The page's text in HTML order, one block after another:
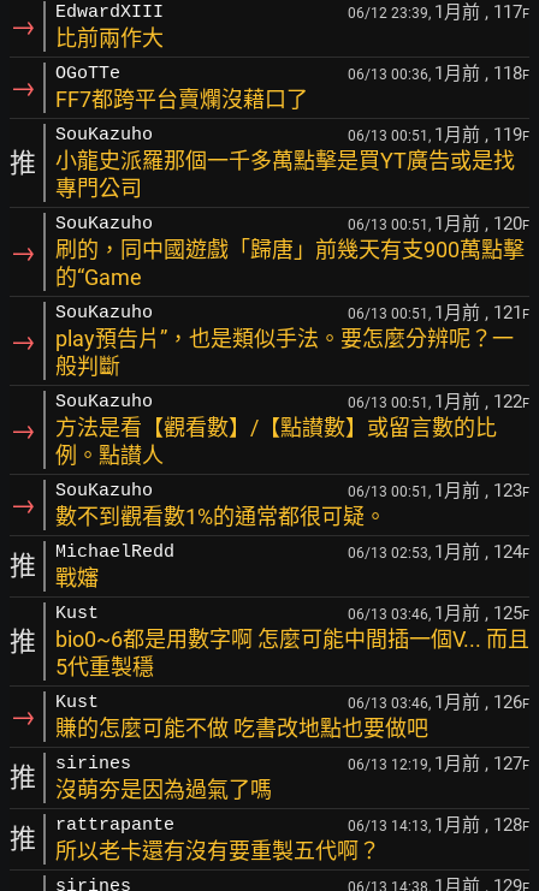
→ EdwardXIII 06/12 23:39, 1月前 , 117F
比前兩作大
→ OGoTTe 06/13 00:36, 1月前 , 118F
FF7都跨平台賣爛沒藉口了
推
SouKazuho 06/13 00:51, 1月前 , 119F
小龍史派羅那個一千多萬點擊是買YT廣告或是找
專門公司
→
SouKazuho 06/13 00:51, 1月前 , 120F
刷的，同中國遊戲「歸唐」前幾天有支900萬點擊
的“Game
→
SouKazuho 06/13 00:51, 1月前 , 121 F
play預告片”，也是類似手法。要怎麼分辨呢？一
般判斷
→
SouKazuho 06/13 00:51, 1月前 , 122F
方法是看【觀看數】/【點讃數】或留言數的比
例。點讃人
→ SouKazuho 06/13 00:51, 1月前 , 123F
數不到觀看數1%的通常都很可疑。
推 MichaelRedd 06/13 02:53, 1月前 , 124F
戰嬸
推
Kust 06/13 03:46, 1月前 , 125F
bio0~6都是用數字啊 怎麼可能中間插一個V... 而且
5代重製穩
→ Kust 06/13 03:46, 1月前 , 126F
賺的怎麼可能不做 吃書改地點也要做吧
推 sirines 06/13 12:19, 1月前 , 127F
沒萌夯是因為過氣了嗎
推 rattrapante 06/13 14:13, 1月前 , 128F
所以老卡還有沒有要重製五代啊？
sirines 06/13 14:38, 1月前 , 129